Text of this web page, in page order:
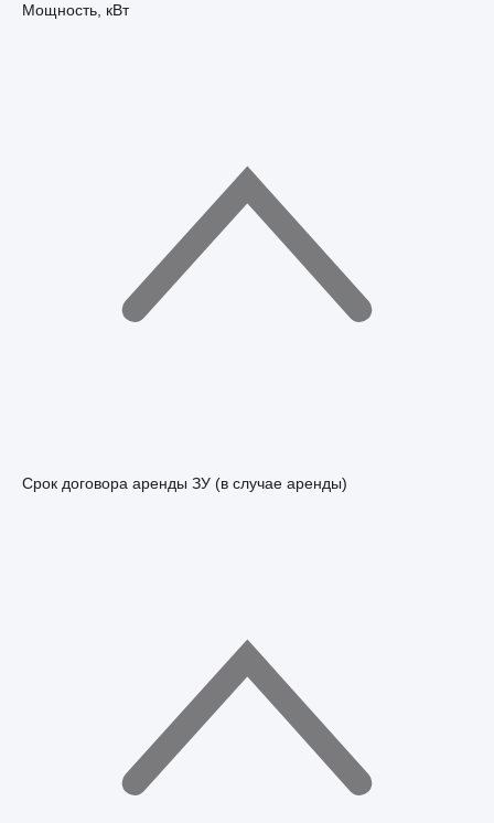
Мощность, кВт
Срок договора аренды ЗУ (в случае аренды)